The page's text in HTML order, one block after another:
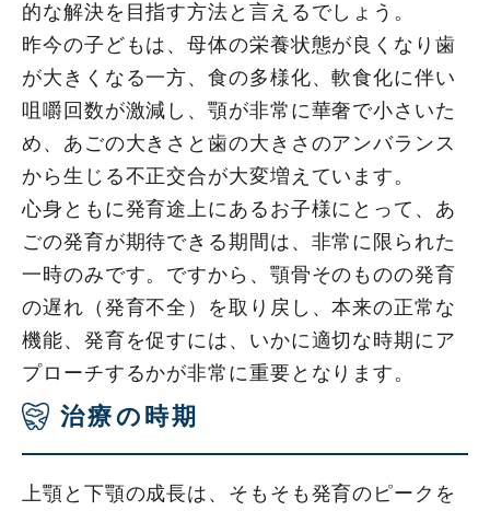
的な解決を目指す方法と言えるでしょう。
昨今の子どもは、母体の栄養状態が良くなり歯
が大きくなる一方、食の多様化、軟食化に伴い
咀嚼回数が激減し、顎が非常に華奢で小さいた
め、あごの大きさと歯の大きさのアンバランス
から生じる不正交合が大変増えています。
心身ともに発育途上にあるお子様にとって、あ
ごの発育が期待できる期間は、非常に限られた
一時のみです。ですから、顎骨そのものの発育
の遅れ（発育不全）を取り戻し、本来の正常な
機能、発育を促すには、いかに適切な時期にア
プローチするかが非常に重要となります。
治療の時期
上顎と下顎の成長は、そもそも発育のピークを